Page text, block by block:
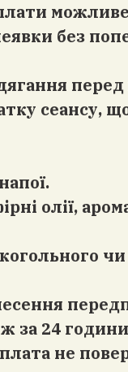
без
сеансу,
олії,
24
не